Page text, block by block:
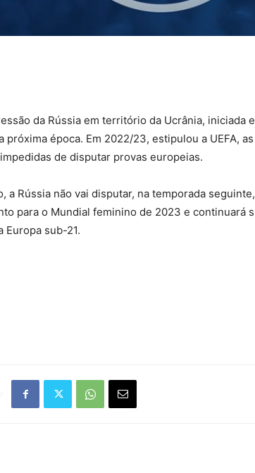
da Rússia em território da Ucrânia, iniciada
próxima época. Em 2022/23, estipulou a UEFA,
de disputar provas europeias.
a Rússia não vai disputar, na temporada
para o Mundial feminino de 2023 e continuará
Europa sub-21.